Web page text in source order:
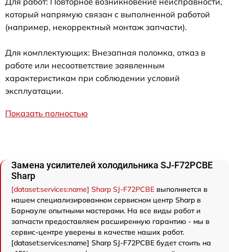
который напрямую связан с выполненной работой
(например, некорректный монтаж запчасти).
Для комплектующих: Внезапная поломка, отказ в
работе или несоответствие заявленным
характеристикам при соблюдении условий
эксплуатации.
Показать полностью
Замена усилителей холодильника SJ-F72PCBE
Sharp
[dataset:services:name] Sharp SJ-F72PCBE выполняется в
нашем специализированном сервисном центр Sharp в
Барнауле опытными мастерами. На все виды работ и
запчасти предоставляем расширенную гарантию - мы в
сервис-центре уверены в качестве наших работ.
[dataset:services:name] Sharp SJ-F72PCBE будет стоить на